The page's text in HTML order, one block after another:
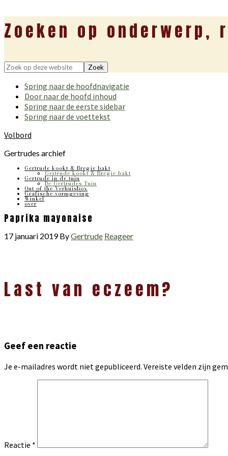
Zoeken op onderwerp,
Zoek
deze
website
Spring naar de hoofdnavigatie
Door naar de hoofd inhoud
Spring naar de eerste sidebar
Spring naar de voettekst
Volbord
Gertrudes archief
Gertrude kookt & Bregje bakt
Gertrude kookt & Bregje bakt
Gertrude in de tuin
De Gertrudes Tuin
Out of the Verhuisbox
Grafische vormgeving
Winkel
over
Paprika mayonaise
17 januari 2019ByGertrude Reageer
Interacties
Last van eczeem?
Geef een reactie
Je e-mailadres wordt niet gepubliceerd. Vereiste velden zijn
Reactie *